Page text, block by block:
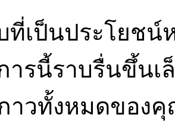
ที่เป็นประโยชน์
ารนี้ราบรื่นขึ้น
าวทั้งหมดของคุ